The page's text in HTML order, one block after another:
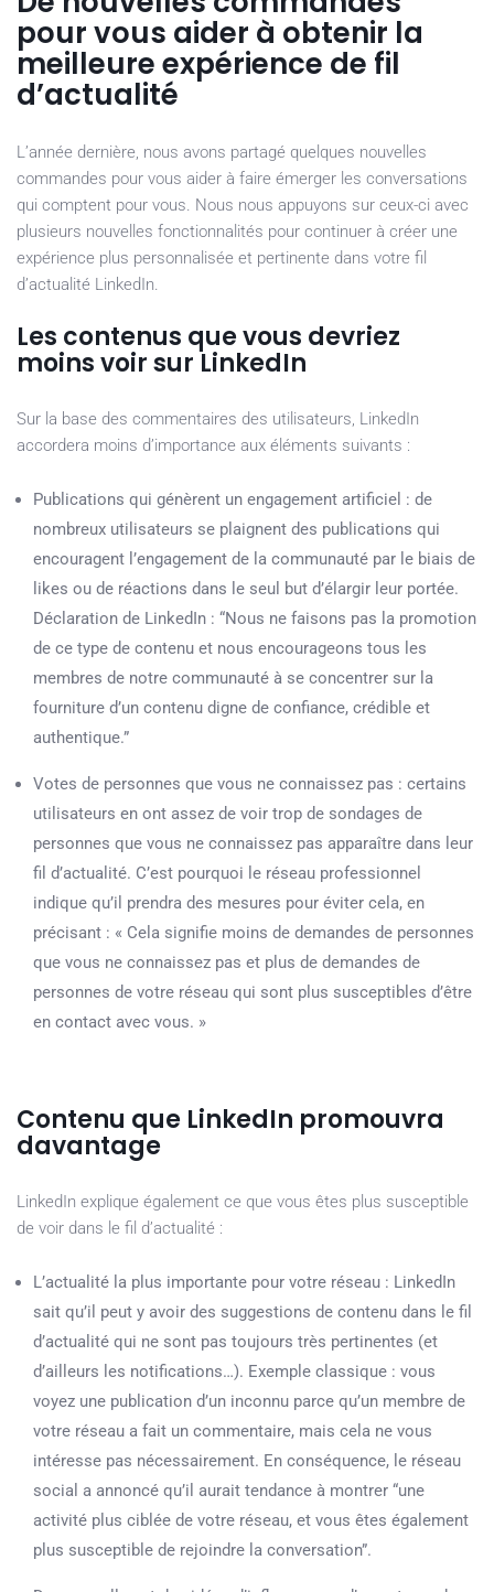
pour vous aider à obtenir la
meilleure expérience de fil
d’actualité
L’année dernière, nous avons partagé quelques nouvelles
commandes pour vous aider à faire émerger les conversations
qui comptent pour vous. Nous nous appuyons sur ceux-ci avec
plusieurs nouvelles fonctionnalités pour continuer à créer une
expérience plus personnalisée et pertinente dans votre fil
d’actualité LinkedIn.
Les contenus que vous devriez
moins voir sur LinkedIn
Sur la base des commentaires des utilisateurs, LinkedIn
accordera moins d’importance aux éléments suivants :
Publications qui génèrent un engagement artificiel : de
nombreux utilisateurs se plaignent des publications qui
encouragent l’engagement de la communauté par le biais de
likes ou de réactions dans le seul but d’élargir leur portée.
Déclaration de LinkedIn : “Nous ne faisons pas la promotion
de ce type de contenu et nous encourageons tous les
membres de notre communauté à se concentrer sur la
fourniture d’un contenu digne de confiance, crédible et
authentique.”
Votes de personnes que vous ne connaissez pas : certains
utilisateurs en ont assez de voir trop de sondages de
personnes que vous ne connaissez pas apparaître dans leur
fil d’actualité. C’est pourquoi le réseau professionnel
indique qu’il prendra des mesures pour éviter cela, en
précisant : « Cela signifie moins de demandes de personnes
que vous ne connaissez pas et plus de demandes de
personnes de votre réseau qui sont plus susceptibles d’être
en contact avec vous. »
Contenu que LinkedIn promouvra
davantage
LinkedIn explique également ce que vous êtes plus susceptible
de voir dans le fil d’actualité :
L’actualité la plus importante pour votre réseau : LinkedIn
sait qu’il peut y avoir des suggestions de contenu dans le fil
d’actualité qui ne sont pas toujours très pertinentes (et
d’ailleurs les notifications…). Exemple classique : vous
voyez une publication d’un inconnu parce qu’un membre de
votre réseau a fait un commentaire, mais cela ne vous
intéresse pas nécessairement. En conséquence, le réseau
social a annoncé qu’il aurait tendance à montrer “une
activité plus ciblée de votre réseau, et vous êtes également
plus susceptible de rejoindre la conversation”.